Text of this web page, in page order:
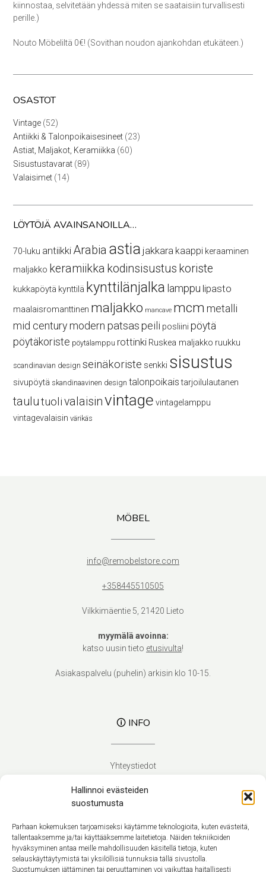
Hallinnoi evästeiden
suostumusta
Parhaan kokemuksen tarjoamiseksi käytämme teknologioita, kuten evästeitä,
tallentaaksemme ja/tai käyttääksemme laitetietoja. Näiden tekniikoiden
hyväksyminen antaa meille mahdollisuuden käsitellä tietoja, kuten
selauskäyttäytymistä tai yksilöllisiä tunnuksia tällä sivustolla.
Suostumuksen jättäminen tai peruuttaminen voi vaikuttaa haitallisesti
kiinnostaa, selvitetään yhdessä miten se saataisiin turvallisesti
perille.)
Nouto Möbeliltä 0€! (Sovithan noudon ajankohdan etukäteen.)
OSASTOT
Vintage 5252
tuotetta
Antiikki & Talonpoikaisesineet 2323
Astiat, Maljakot, Keramiikka 6060
Sisustustavarat 8989
Valaisimet 1414
LÖYTÖJÄ AVAINSANOILLA…
70-luku antiikki Arabia astia jakkara kaappi keraaminen
maljakko keramiikka kodinsisustus koriste
kukkapöytä kynttilä kynttilänjalka lamppu lipasto
maalaisromanttinen maljakko mancave mcm metalli
mid century modern patsaspeili posliini pöytä
pöytäkoriste pöytälamppu rottinki Ruskea maljakko ruukku
scandinavian design seinäkoriste senkki sisustus
sivupöytä skandinaavinen design talonpoikais tarjoilulautanen
taulutuolivalaisinvintage vintagelamppu
vintagevalaisin värikäs
MÖBEL
info@remobelstore.com
+358445510505
Vilkkimäentie 5, 21420 Lieto
myymälä avoinna:
katso uusin tieto etusivulta!
Asiakaspalvelu (puhelin) arkisin klo 10-15.
🛈 INFO
Yhteystiedot
Toimitusehdot
Tietosuojaseloste
Suomi